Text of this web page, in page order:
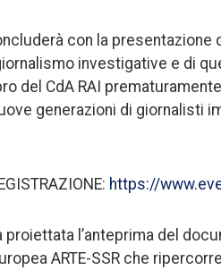
con la
investigative e di
del CdA RAI
generazioni di giornalisti
https://
proiettata l’anteprima del
ARTE-SSR che